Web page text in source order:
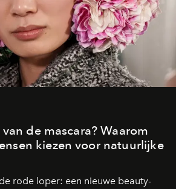
de mascara? Waarom
kiezen voor natuurlijke
rode loper: een nieuwe beauty-